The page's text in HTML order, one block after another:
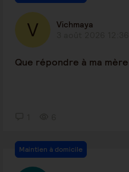
Vichmaya
Que répondre à ma
Maintien à domicile